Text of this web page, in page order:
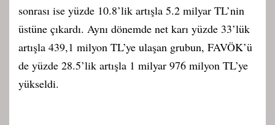
sonrası ise yüzde 10.8’lik artışla 5.2 milyar TL’nin
üstüne çıkardı. Aynı dönemde net karı yüzde 33’lük
artışla 439,1 milyon TL’ye ulaşan grubun, FAVÖK’ü
de yüzde 28.5’lik artışla 1 milyar 976 milyon TL’ye
yükseldi.